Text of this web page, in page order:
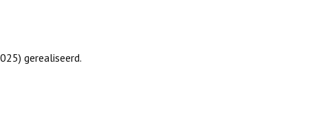
gerealiseerd.